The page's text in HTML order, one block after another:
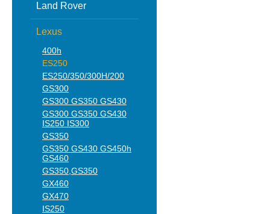
Land Rover
Lexus
400h
ES250
ES250/350/300H/200
GS300
GS300 GS350 GS430
GS300 GS350 GS430
IS250 IS300
GS350
GS350 GS430 GS450h
GS460
GS350,GS350
GX460
GX470
IS250